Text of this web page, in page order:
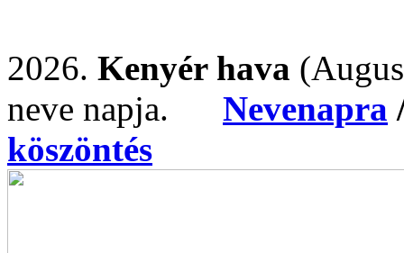
2026. Kenyér hava
neve napja. Nevenapra
köszöntés